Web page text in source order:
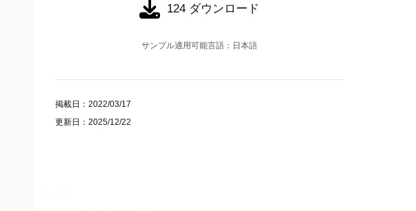
124 ダウンロード
サンプル適用可能言語：日本語
掲載日：2022/03/17
更新日：2025/12/22